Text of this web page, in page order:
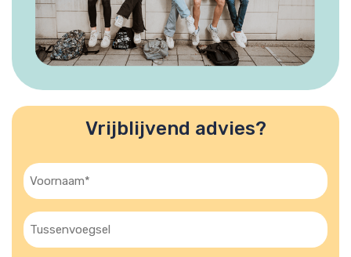
Vrijblijvend advies?
Voornaam
(Vereist)
Tussenvoegsel